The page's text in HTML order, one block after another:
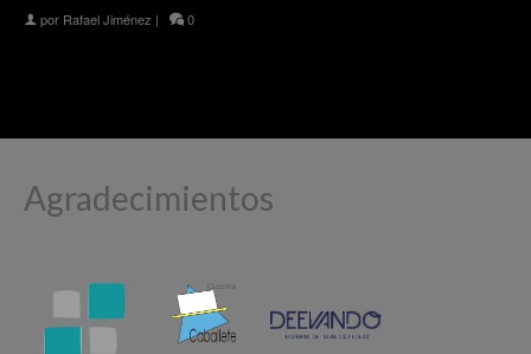
por Rafael Jiménez | 0
Agradecimientos